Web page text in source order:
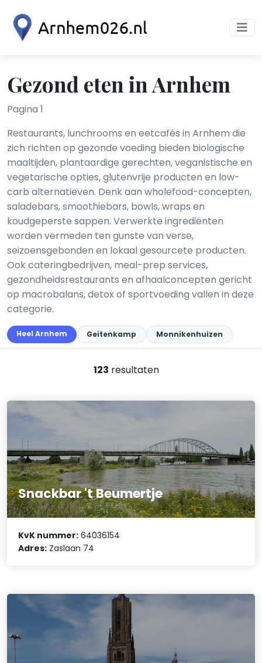
Gezond eten in Arnhem
Pagina 1
Restaurants, lunchrooms en eetcafés in Arnhem die
zich richten op gezonde voeding bieden biologische
maaltijden, plantaardige gerechten, veganistische en
vegetarische opties, glutenvrije producten en low-
carb alternatieven. Denk aan wholefood-concepten,
saladebars, smoothiebars, bowls, wraps en
koudgeperste sappen. Verwerkte ingrediënten
worden vermeden ten gunste van verse,
seizoensgebonden en lokaal gesourcete producten.
Ook cateringbedrijven, meal-prep services,
gezondheidsrestaurants en afhaalconcepten gericht
op macrobalans, detox of sportvoeding vallen in deze
categorie.
Heel Arnhem Geitenkamp Monnikenhuizen
123 resultaten
Snackbar 't Beumertje
KvK nummer: 64036154
Adres: Zaslaan 74